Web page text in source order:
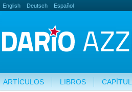
English Deutsch Español
ARTÍCULOS LIBROS